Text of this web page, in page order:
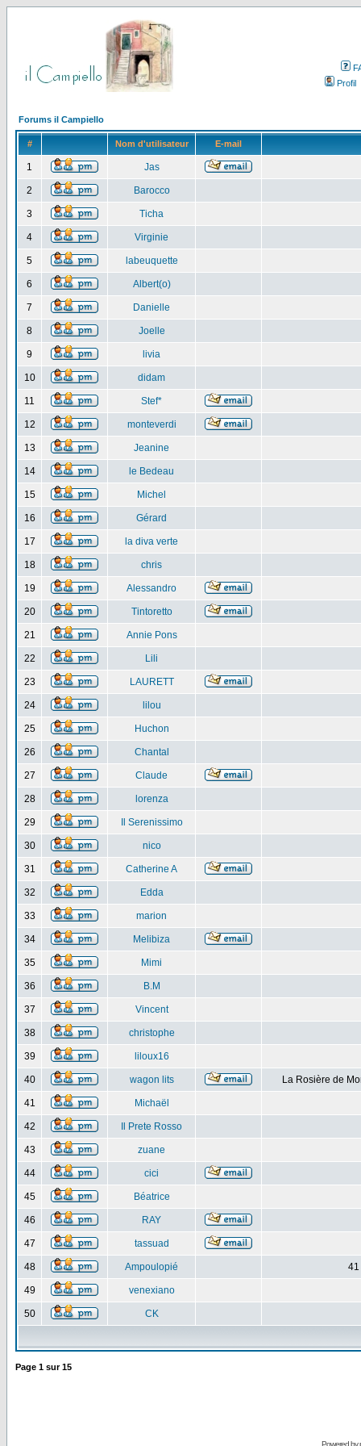
Profil
Forums il Campiello
# Nom d'utilisateur E-mail
1 Jas
2 Barocco
3 Ticha
4 Virginie
5 labeuquette
6 Albert(o)
7 Danielle
8 Joelle
9 livia
10 didam
11 Stef*
12 monteverdi
13 Jeanine
14 le Bedeau
15 Michel
16 Gérard
17 la diva verte
18 chris
19 Alessandro
20 Tintoretto
21 Annie Pons
22 Lili
23 LAURETT
24 lilou
25 Huchon
26 Chantal
27 Claude
28 lorenza
29 Il Serenissimo
30 nico
31 Catherine A
32 Edda
33 marion
34 Melibiza
35 Mimi
36 B.M
37 Vincent
38 christophe
39 liloux16
40 wagon lits La Rosière de
41 Michaël
42 Il Prete Rosso
43 zuane
44 cici
45 Béatrice
46 RAY
47 tassuad
48 Ampoulopié 41
49 venexiano
50 CK
Page 1 sur15
Powered by